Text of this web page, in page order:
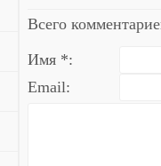
Всего
Имя *:
Email: